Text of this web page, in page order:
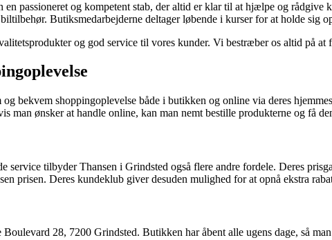
en passioneret og kompetent stab, der altid er klar til at hjælpe og
Butiksmedarbejderne deltager løbende i kurser for at holde sig
og god service til vores kunder. Vi bestræber os altid på
bekvem shoppingoplevelse både i butikken og online via deres
man ønsker at handle online, kan man nemt bestille produkterne og få
service tilbyder Thansen i Grindsted også flere andre fordele. Deres
prisen. Deres kundeklub giver desuden mulighed for at opnå ekstra
28, 7200 Grindsted. Butikken har åbent alle ugens dage, så